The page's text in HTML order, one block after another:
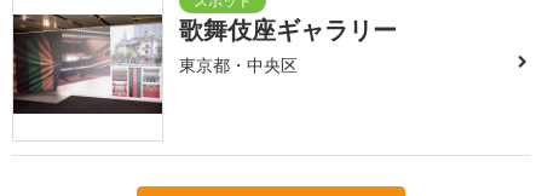
歌舞伎座ギャラリー
東京都・中央区